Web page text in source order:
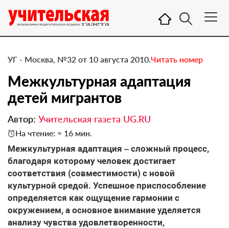
УГ - Москва, №32 от 10 августа 2010.Читать номер
Межкультурная адаптация
детей мигрантов
Автор: Учительская газета UG.RU
На чтение: ≈ 16 мин.
Межкультурная адаптация – сложный процесс,
благодаря которому человек достигает
соответствия (совместимости) с новой
культурной средой. Успешное приспособление
определяется как ощущение гармонии с
окружением, а основное внимание уделяется
анализу чувства удовлетворенности,